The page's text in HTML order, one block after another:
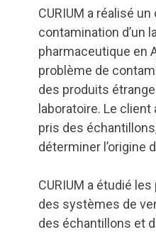
CURIUM a réalisé
contamination d’un
pharmaceutique en
problème de
des produits
laboratoire. Le
pris des
déterminer l’origine
CURIUM a étudié
des systèmes de
des échantillons et